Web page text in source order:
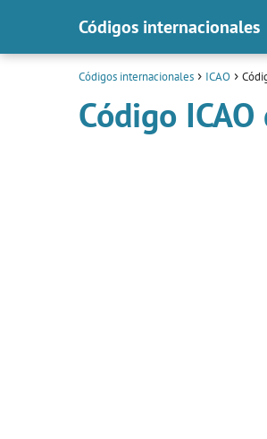
Códigos internacionales
Códigos internacionales ICAO
Código